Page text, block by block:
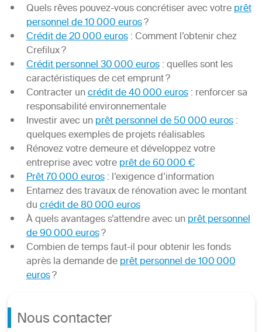
Quels rêves pouvez-vous concrétiser avec votreprêt
personnel de 10 000 euros?
Crédit de 20 000 euros: Comment l’obtenir chez
Crefilux ?
Crédit personnel 30 000 euros: quelles sont les
caractéristiques de cet emprunt ?
Contracter uncrédit de 40 000 euros: renforcer sa
responsabilité environnementale
Investir avec unprêt personnel de 50 000 euros:
quelques exemples de projets réalisables
Rénovez votre demeure et développez votre
entreprise avec votreprêt de 60 000 €
Prêt 70 000 euros: l’exigence d’information
Entamez des travaux de rénovation avec le montant
ducrédit de 80 000 euros
À quels avantages s’attendre avec unprêt personnel
de 90 000 euros?
Combien de temps faut-il pour obtenir les fonds
après la demande deprêt personnel de 100 000
euros?
Nous contacter